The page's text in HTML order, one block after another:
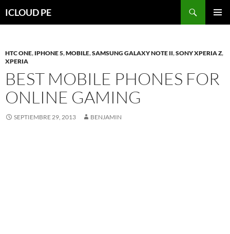
hacia
ICLOUD PE
HTC ONE, IPHONE 5,MOBILE,SAMSUNG GALAXY NOTE II,SONY XPERIA Z,
XPERIA
BEST MOBILE PHONES FOR
ONLINE GAMING
SEPTIEMBRE 29, 2013 BENJAMIN